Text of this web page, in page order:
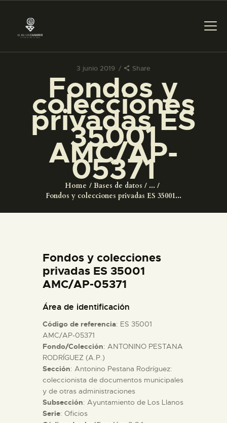
3 junio 2019 Share
Fondos y
colecciones
privadas ES
35001
AMC/AP-
05371
Home Bases de datos
...
Fondos y colecciones privadas ES 35001...
PREPARAR LA VISITA
ACTIVIDADES
█
EL MUSEO
ESPAÑOL
ACTIVIDADES
█
EL MUSEO
COLECCIONES
Fondos y colecciones
privadas ES 35001
AMC/AP-05371
Área de identificación
Código de referencia: ES 35001
AMC/AP-05371
Fondo/Colección: ANTONINO PESTANA
RODRÍGUEZ (A.P.)
Sección: Antonino Pestana Rodríguez:
coleccionista de documentos municipales
y de otras administraciones
Subsección: Ayuntamiento de Los Llanos
Serie: Oficios